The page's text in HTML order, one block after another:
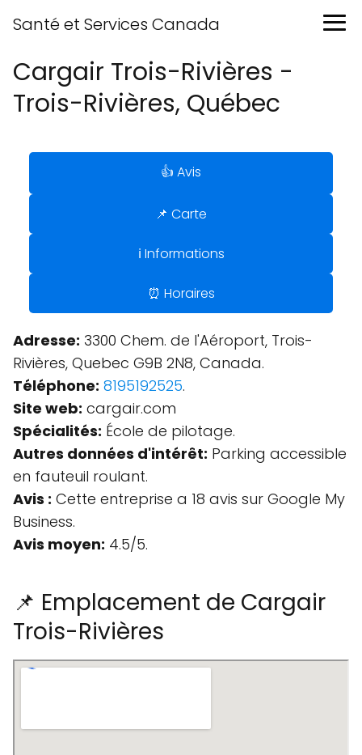
Santé et Services Canada
Cargair Trois-Rivières -
Trois-Rivières, Québec
👍 Avis
📌 Carte
ℹ️ Informations
⏰ Horaires
Adresse: 3300 Chem. de l'Aéroport, Trois-
Rivières, Quebec G9B 2N8, Canada.
Téléphone: 8195192525.
Site web: cargair.com
Spécialités: École de pilotage.
Autres données d'intérêt: Parking accessible
en fauteuil roulant.
Avis : Cette entreprise a 18 avis sur Google My
Business.
Avis moyen: 4.5/5.
📌 Emplacement de Cargair
Trois-Rivières